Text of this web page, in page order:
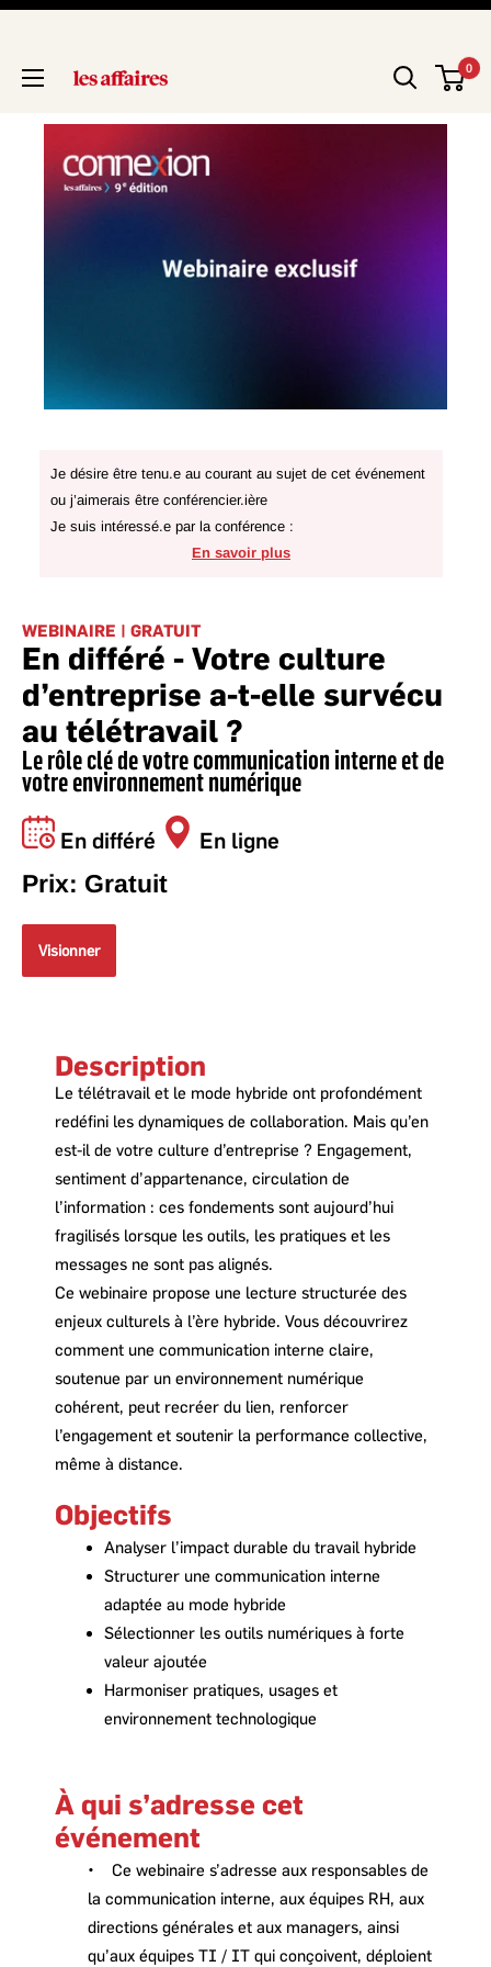
0
Je désire être tenu.e au courant au sujet de cet événement
ou j’aimerais être conférencier.ière
Je suis intéressé.e par la conférence :
En savoir plus
WEBINAIRE | GRATUIT
En différé - Votre culture
d’entreprise a-t-elle survécu
au télétravail ?
Le rôle clé de votre communication interne et de
votre environnement numérique
En différé En ligne
Prix: Gratuit
Visionner
Description
Le télétravail et le mode hybride ont profondément
redéfini les dynamiques de collaboration. Mais qu’en
est-il de votre culture d’entreprise ? Engagement,
sentiment d’appartenance, circulation de
l’information : ces fondements sont aujourd’hui
fragilisés lorsque les outils, les pratiques et les
messages ne sont pas alignés.
Ce webinaire propose une lecture structurée des
enjeux culturels à l’ère hybride. Vous découvrirez
comment une communication interne claire,
soutenue par un environnement numérique
cohérent, peut recréer du lien, renforcer
l’engagement et soutenir la performance collective,
même à distance.
Objectifs
Analyser l’impact durable du travail hybride
Structurer une communication interne
adaptée au mode hybride
Sélectionner les outils numériques à forte
valeur ajoutée
Harmoniser pratiques, usages et
environnement technologique
À qui s’adresse cet
événement
•
Ce webinaire s’adresse aux responsables de
la communication interne, aux équipes RH, aux
directions générales et aux managers, ainsi
qu’aux équipes TI / IT qui conçoivent, déploient